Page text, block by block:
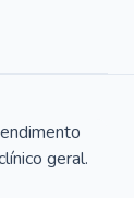
geral.